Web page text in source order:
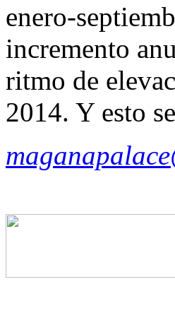
enero-
incremento
ritmo de
2014. Y esto